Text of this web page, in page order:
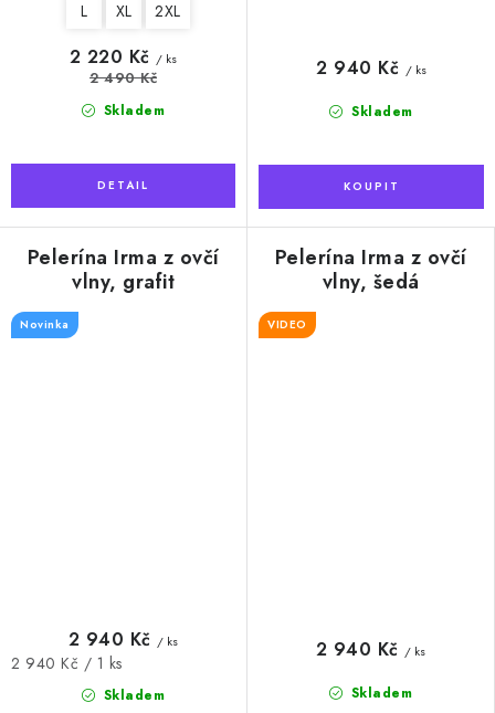
L XL 2XL
Skladem
2 220 Kč / ks
2 490 Kč
Skladem
2 940 Kč / ks
Pelerína Irma z ovčí
vlny, grafit
Novinka
Skladem
2 940 Kč / ks
Měrná
2 940 Kč / 1 ks
Pelerína Irma z ovčí
vlny, šedá
VIDEO
Skladem
2 940 Kč / ks